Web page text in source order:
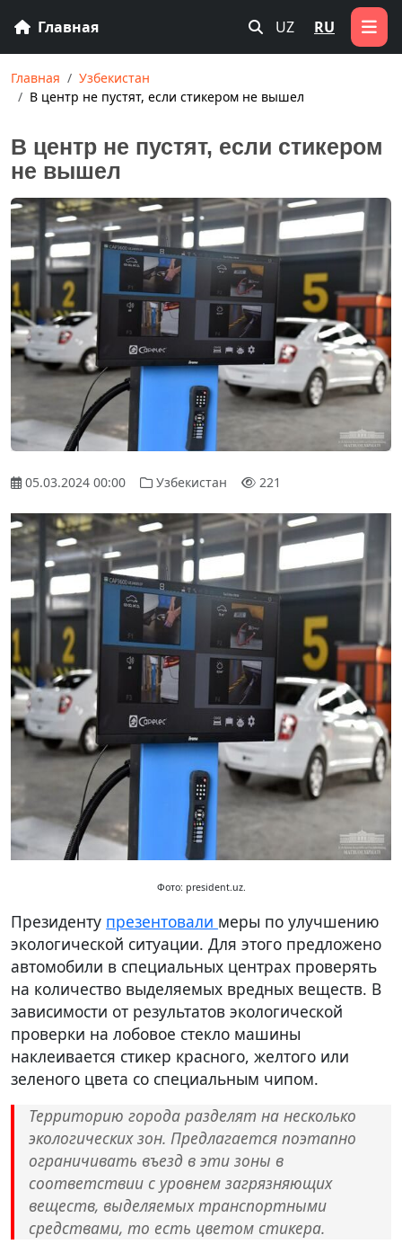
Главная UZ RU
Главная
Узбекистан
В центр не пустят, если стикером не вышел
В центр не пустят, если стикером
не вышел
05.03.2024 00:00 Узбекистан 221
Фото: president.uz.
Президенту презентовали меры по улучшению
экологической ситуации. Для этого предложено
автомобили в специальных центрах проверять
на количество выделяемых вредных веществ. В
зависимости от результатов экологической
проверки на лобовое стекло машины
наклеивается стикер красного, желтого или
зеленого цвета со специальным чипом.
Территорию города разделят на несколько
экологических зон. Предлагается поэтапно
ограничивать въезд в эти зоны в
соответствии с уровнем загрязняющих
веществ, выделяемых транспортными
средствами, то есть цветом стикера.